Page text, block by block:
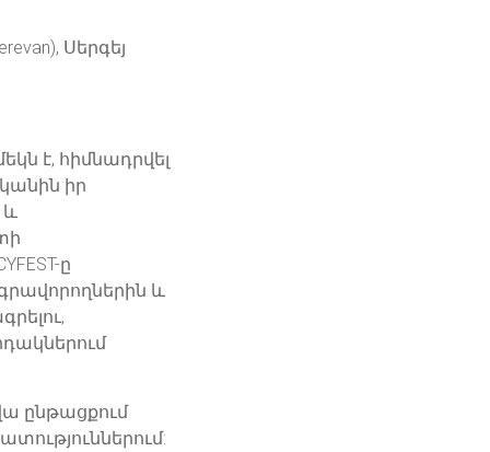
Սերգեյ
է, հիմնադրվել
իր
և
ը
և
ընթացքում